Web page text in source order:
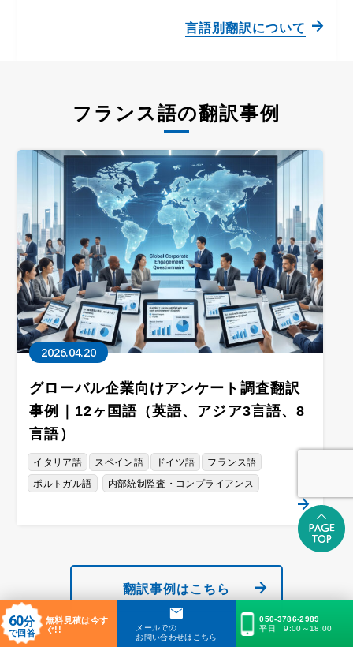
言語別翻訳について
フランス語の翻訳事例
2026.04.20
グローバル企業向けアンケート調査翻訳
事例｜12ヶ国語（英語、アジア3言語、8
言語）
イタリア語 スペイン語 ドイツ語
フランス語
ポルトガル語
内部統制監査・コンプライアンス
翻訳事例はこちら
60分
で回答
無料見積は今す
ぐ!!
050-3786-2989
平日 9:00～18:00
メールでの
お問い合わせはこちら